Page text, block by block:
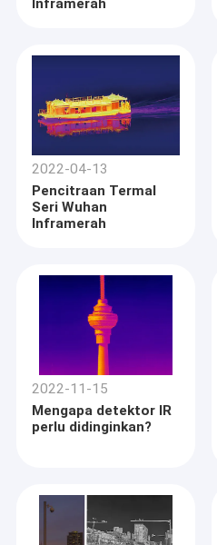
Inframerah
2022-04-13
Pencitraan Termal
Seri Wuhan
Inframerah
2022-11-15
Mengapa detektor IR
perlu didinginkan?